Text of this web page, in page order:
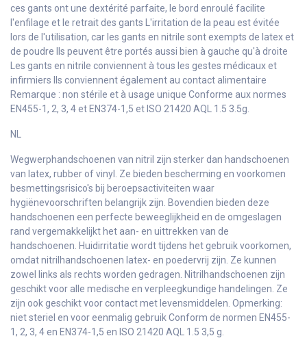
ces gants ont une dextérité parfaite, le bord enroulé facilite
l'enfilage et le retrait des gants L'irritation de la peau est évitée
lors de l'utilisation, car les gants en nitrile sont exempts de latex et
de poudre Ils peuvent être portés aussi bien à gauche qu'à droite
Les gants en nitrile conviennent à tous les gestes médicaux et
infirmiers Ils conviennent également au contact alimentaire
Remarque : non stérile et à usage unique Conforme aux normes
EN455-1, 2, 3, 4 et EN374-1,5 et ISO 21420 AQL 1.5 3.5g.
NL
Wegwerphandschoenen van nitril zijn sterker dan handschoenen
van latex, rubber of vinyl. Ze bieden bescherming en voorkomen
besmettingsrisico's bij beroepsactiviteiten waar
hygiënevoorschriften belangrijk zijn. Bovendien bieden deze
handschoenen een perfecte beweeglijkheid en de omgeslagen
rand vergemakkelijkt het aan- en uittrekken van de
handschoenen. Huidirritatie wordt tijdens het gebruik voorkomen,
omdat nitrilhandschoenen latex- en poedervrij zijn. Ze kunnen
zowel links als rechts worden gedragen. Nitrilhandschoenen zijn
geschikt voor alle medische en verpleegkundige handelingen. Ze
zijn ook geschikt voor contact met levensmiddelen. Opmerking:
niet steriel en voor eenmalig gebruik Conform de normen EN455-
1, 2, 3, 4 en EN374-1,5 en ISO 21420 AQL 1.5 3,5 g.